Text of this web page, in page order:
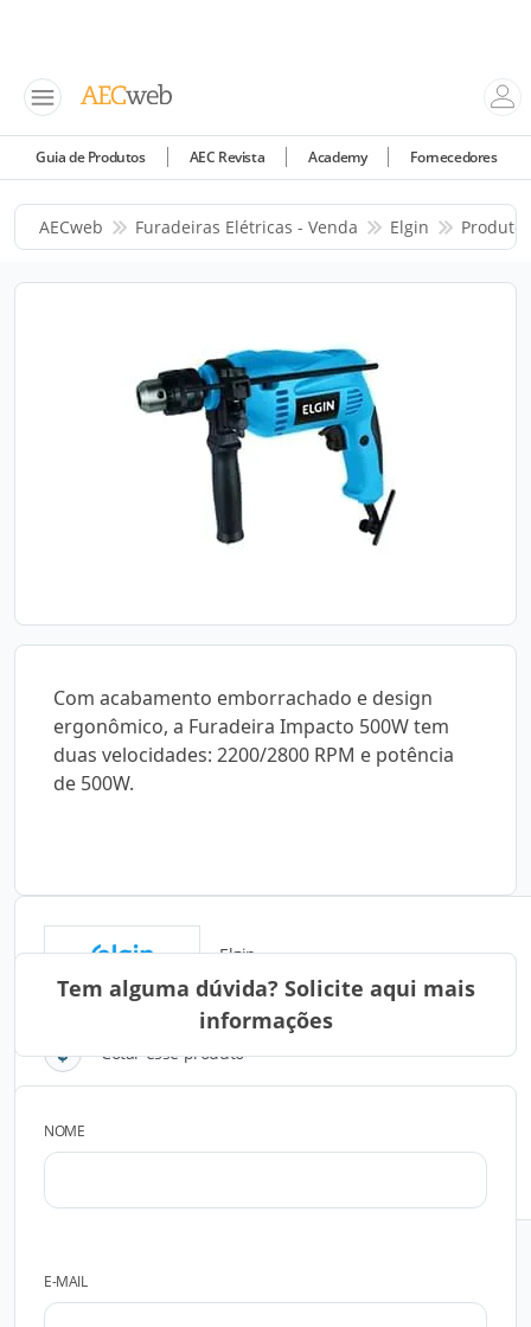
Guia de Produtos AEC Revista Academy Fornecedores
AECweb Furadeiras Elétricas - Venda Elgin Produtos
Com acabamento emborrachado e design
ergonômico, a Furadeira Impacto 500W tem
duas velocidades: 2200/2800 RPM e potência
de 500W.
Elgin
Cotar esse produto
FALAR COM O FABRICANTE
Tem alguma dúvida? Solicite aqui mais
informações
NOME
E-MAIL